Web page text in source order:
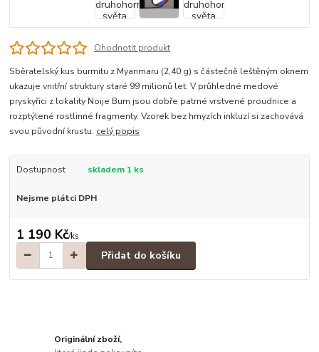
Ohodnotit produkt
Sběratelský kus burmitu z Myanmaru (2,40 g) s částečně leštěným oknem
ukazuje vnitřní struktury staré 99 milionů let. V průhledné medové
pryskyřici z lokality Noije Bum jsou dobře patrné vrstvené proudnice a
rozptýlené rostlinné fragmenty. Vzorek bez hmyzích inkluzí si zachovává
svou původní krustu. celý popis
Dostupnost skladem 1 ks
Nejsme plátci DPH
1 190 Kč/ks
Přidat do košíku
Originální zboží,